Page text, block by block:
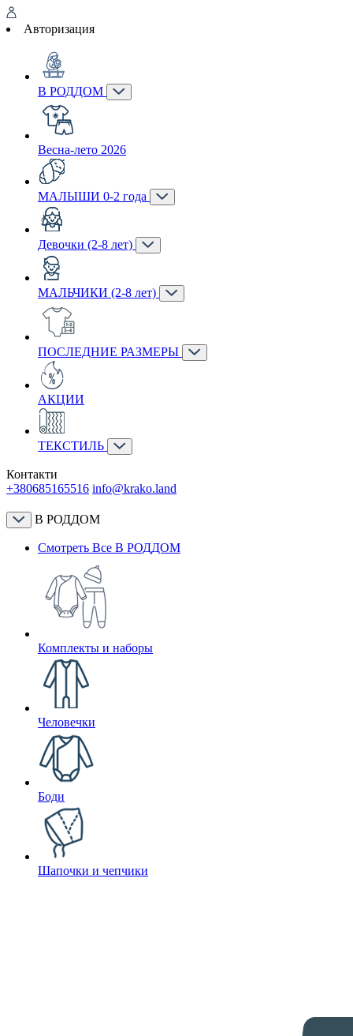
Авторизация
В РОДДОМ
Весна-лето 2026
МАЛЫШИ 0-2 года
Девочки (2-8 лет)
МАЛЬЧИКИ (2-8 лет)
ПОСЛЕДНИЕ РАЗМЕРЫ
АКЦИИ
ТЕКСТИЛЬ
Контакти
+380685165516 info@krako.land
В РОДДОМ
Смотреть Все В РОДДОМ
Комплекты и наборы
Человечки
Боди
Шапочки и чепчики